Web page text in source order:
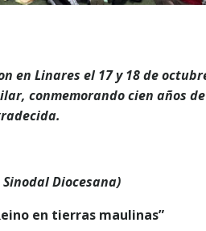
en Linares el 17 y 18 de
conmemorando cien años
Diocesana)
en tierras maulinas”